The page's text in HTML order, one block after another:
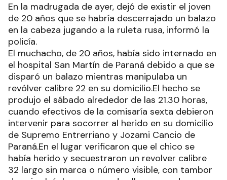
En la madrugada de ayer, dejó de existir el joven
de 20 años que se habría descerrajado un balazo
en la cabeza jugando a la ruleta rusa, informó la
policía.
El muchacho, de 20 años, había sido internado en
el hospital San Martín de Paraná debido a que se
disparó un balazo mientras manipulaba un
revólver calibre 22 en su domicilio.El hecho se
produjo el sábado alrededor de las 21.30 horas,
cuando efectivos de la comisaría sexta debieron
intervenir para socorrer al herido en su domicilio
de Supremo Entrerriano y Jozami Cancio de
Paraná.En el lugar verificaron que el chico se
había herido y secuestraron un revolver calibre
32 largo sin marca o número visible, con tambor